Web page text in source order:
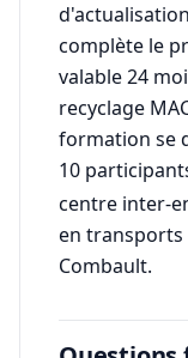
complète le
valable 24
recyclage
formation se
10
centre inter-
en transports
Combault.